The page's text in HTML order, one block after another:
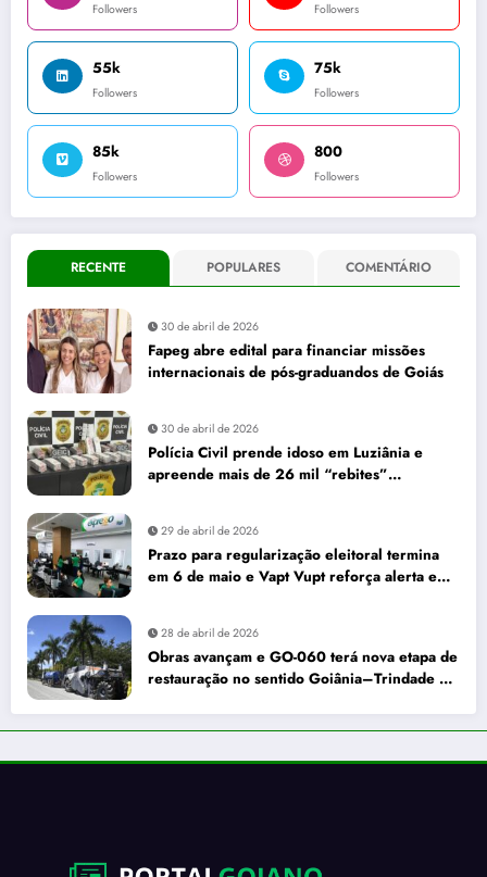
Followers Followers
55k
Followers
75k
Followers
85k
Followers
800
Followers
RECENTE POPULARES COMENTÁRIO
30 de abril de 2026
Fapeg abre edital para financiar missões
internacionais de pós-graduandos de Goiás
30 de abril de 2026
Polícia Civil prende idoso em Luziânia e
apreende mais de 26 mil “rebites”
29 de abril de 2026
Prazo para regularização eleitoral termina
em 6 de maio e Vapt Vupt reforça alerta em
28 de abril de 2026
Obras avançam e GO-060 terá nova etapa de
restauração no sentido Goiânia–Trindade a